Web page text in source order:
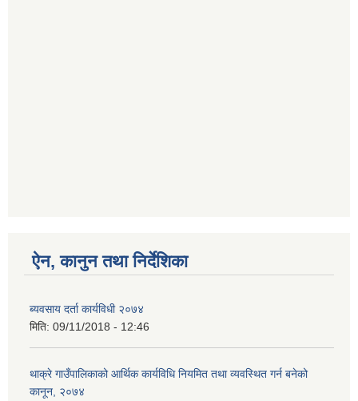
ऐन, कानुन तथा निर्देशिका
ब्यवसाय दर्ता कार्यविधी २०७४
मिति: 09/11/2018 - 12:46
थाक्रे गाउँपालिकाको आर्थिक कार्यविधि नियमित तथा व्यवस्थित गर्न बनेको
कानून, २०७४